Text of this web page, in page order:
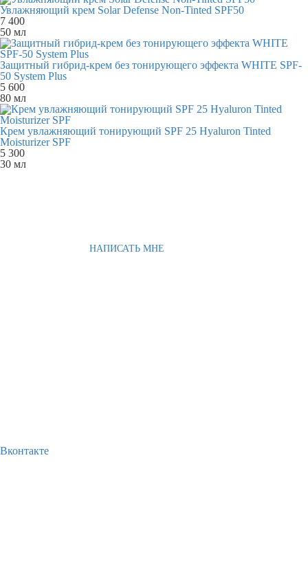
Увлажняющий крем Solar Defense Non-Tinted SPF50
7 400
50 мл
Защитный гибрид-крем без тонирующего эффекта WHITE SPF-
50 System Plus
5 600
80 мл
Крем увлажняющий тонирующий SPF 25 Hyaluron Tinted
Moisturizer SPF
5 300
30 мл
НАПИСАТЬ МНЕ
Вконтакте